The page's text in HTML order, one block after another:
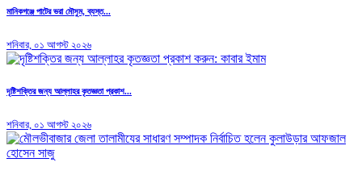
মানিকগঞ্জে পাটের ভরা মৌসুম, ব্যস্ত...
শনিবার, ০১ আগস্ট ২০২৬
দৃষ্টিশক্তির জন্য আল্লাহর কৃতজ্ঞতা প্রকাশ...
শনিবার, ০১ আগস্ট ২০২৬